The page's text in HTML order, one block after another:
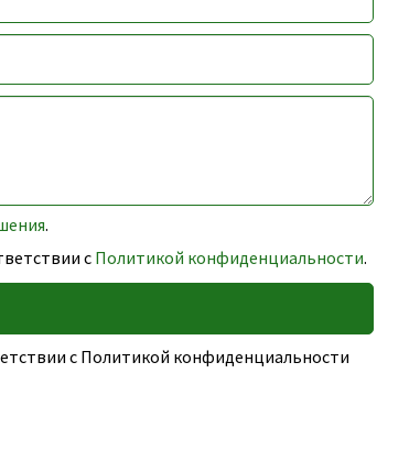
.
с Политикой конфиденциальности.
с Политикой конфиденциальности